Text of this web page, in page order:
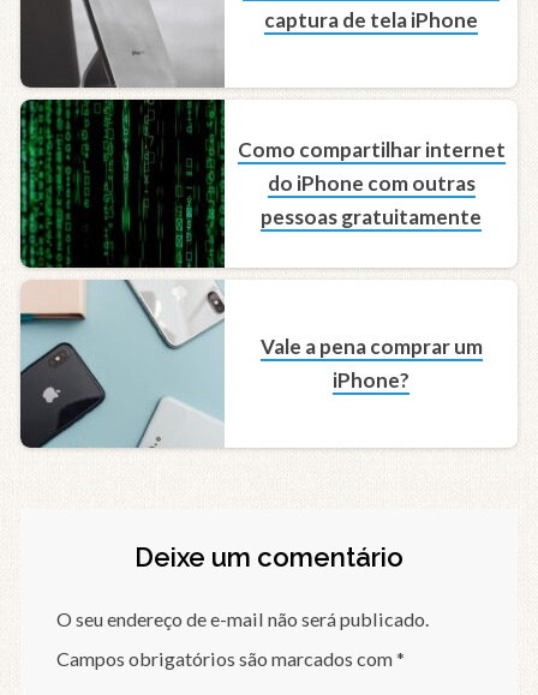
captura de tela iPhone
Como compartilhar internet
do iPhone com outras
pessoas gratuitamente
Vale a pena comprar um
iPhone?
Deixe um comentário
O seu endereço de e-mail não será publicado.
Campos obrigatórios são marcados com*